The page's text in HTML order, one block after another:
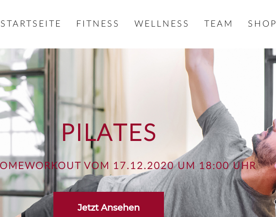
STARTSEITE FITNESS WELLNESS TEAM SHOP
PILATES
VOM 17.12.2020 UM 18:00 UHR
Jetzt Ansehen